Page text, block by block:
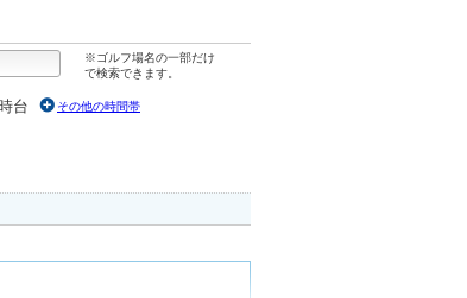
※ゴルフ場名の一部だけ
で検索できます。
台 その他の時間帯